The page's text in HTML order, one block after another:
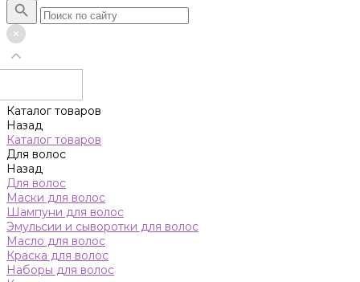
Каталог товаров
Назад
Каталог товаров
Для волос
Назад
Для волос
Маски для волос
Шампуни для волос
Эмульсии и сыворотки для волос
Масло для волос
Краска для волос
Наборы для волос